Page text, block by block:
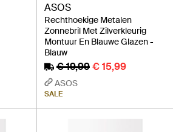
ASOS
Rechthoekige Metalen
Zonnebril Met Zilverkleurig
Montuur En Blauwe Glazen -
Blauw
€ 19,99€ 15,99
ASOS
SALE